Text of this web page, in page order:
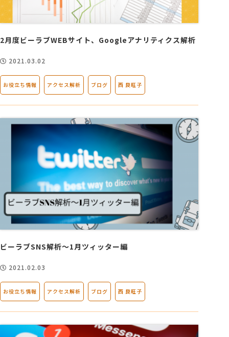
2月度ビーラブWEBサイト、Googleアナリティクス解析
2021.03.02
お役立ち情報 アクセス解析 ブログ 西 良旺子
ビーラブSNS解析～1月ツィッター編
2021.02.03
お役立ち情報 アクセス解析 ブログ 西 良旺子